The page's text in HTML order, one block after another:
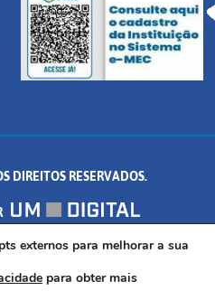
DIREITOS RESERVADOS.
PALMEIRAS, FORMIGA/MG - CEP:
externos para melhorar a sua
para obter mais